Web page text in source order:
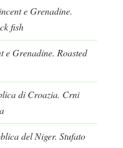
e Grenadine.
fish
e Grenadine. Roasted
di Croazia. Crni
del Niger. Stufato